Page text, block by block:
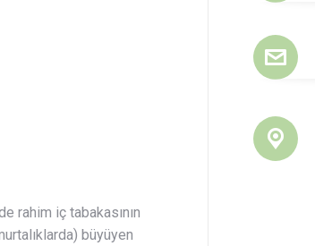
rahim iç tabakasının
büyüyen